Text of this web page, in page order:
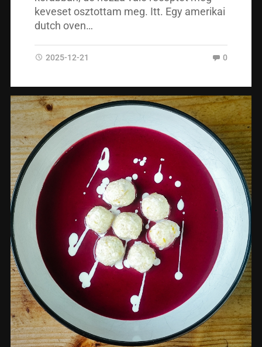
keveset osztottam meg. Itt. Egy amerikai
dutch oven…
2025-12-21 0